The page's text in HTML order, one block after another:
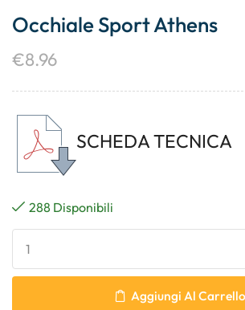
Occhiale Sport Athens
€8.96
SCHEDA TECNICA
288 Disponibili
Aggiungi Al Carrello